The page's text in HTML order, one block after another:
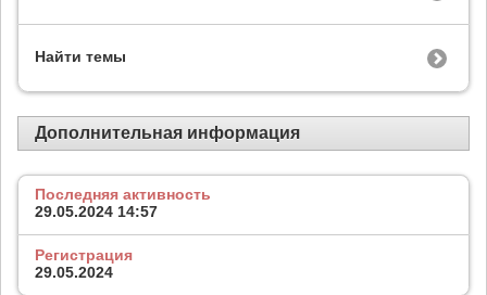
Найти темы
Дополнительная информация
Последняя активность
29.05.2024 14:57
Регистрация
29.05.2024